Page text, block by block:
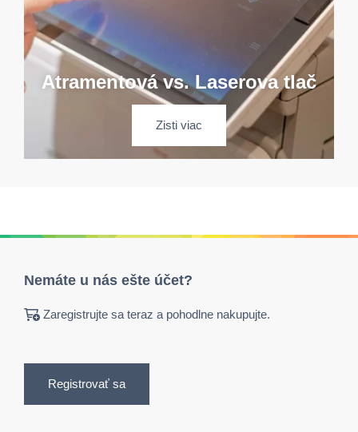
Atramentová vs. Laserova tlač
Zisti viac
Nemáte u nás ešte účet?
Zaregistrujte sa teraz a pohodlne nakupujte.
Registrovať sa